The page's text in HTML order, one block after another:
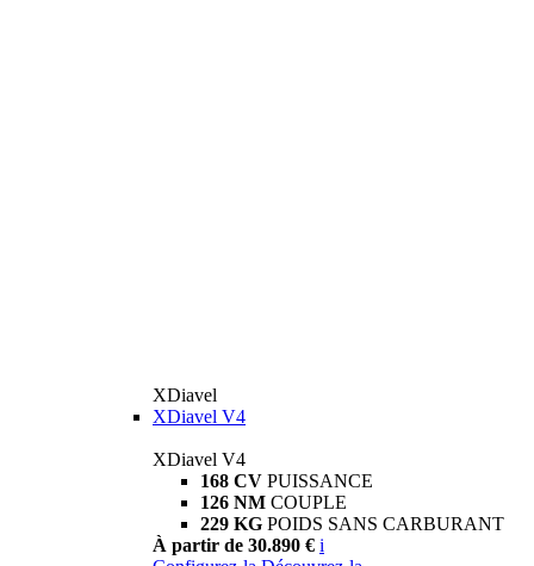
XDiavel
XDiavel V4
XDiavel V4
168 CV PUISSANCE
126 NM COUPLE
229 KG POIDS SANS CARBURANT
À partir de 30.890 € i